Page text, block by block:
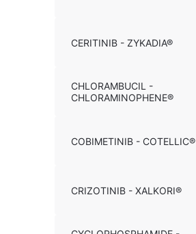
CERITINIB - ZYKADIA®
CHLORAMBUCIL -
CHLORAMINOPHENE®
COBIMETINIB - COTELLIC®
CRIZOTINIB - XALKORI®